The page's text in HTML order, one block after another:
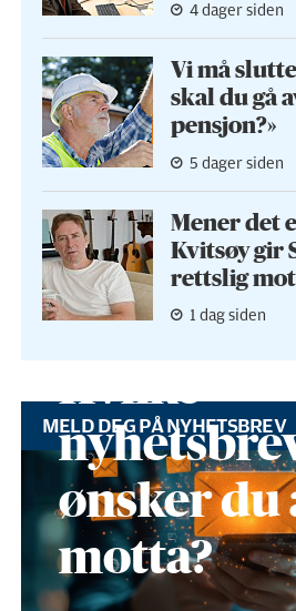
4 dager siden
Vi må
skal du gå
pensjon?»
5 dager siden
Mener det
Kvitsøy gir
rettslig
1 dag siden
MELD DEG PÅ NYHETSBREV
Hvilke
ønsker du
motta?